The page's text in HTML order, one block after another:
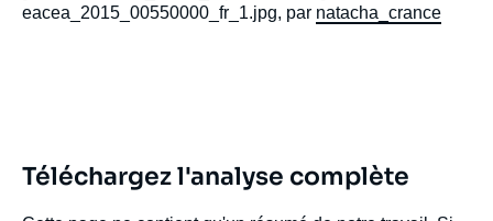
eacea_2015_00550000_fr_1.jpg, par natacha_crance
Téléchargez l'analyse complète
de
couverture